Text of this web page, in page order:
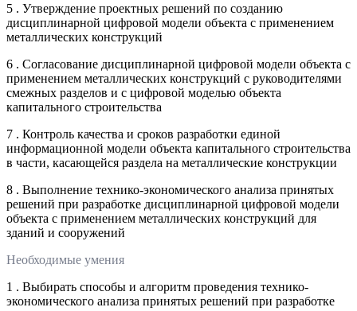
5 . Утверждение проектных решений по созданию
дисциплинарной цифровой модели объекта с применением
металлических конструкций
6 . Согласование дисциплинарной цифровой модели объекта с
применением металлических конструкций с руководителями
смежных разделов и с цифровой моделью объекта
капитального строительства
7 . Контроль качества и сроков разработки единой
информационной модели объекта капитального строительства
в части, касающейся раздела на металлические конструкции
8 . Выполнение технико-экономического анализа принятых
решений при разработке дисциплинарной цифровой модели
объекта с применением металлических конструкций для
зданий и сооружений
Необходимые умения
1 . Выбирать способы и алгоритм проведения технико-
экономического анализа принятых решений при разработке